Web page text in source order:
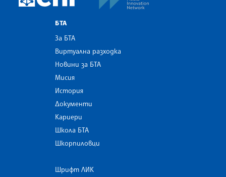
БТА
За БТА
Виртуална разходка
Новини за БТА
Мисия
История
Документи
Кариери
Школа БТА
Шкорпиловци
Шрифт ЛИК